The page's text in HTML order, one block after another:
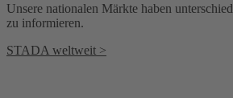
Unsere nationalen Märkte haben
zu informieren.
STADA weltweit >